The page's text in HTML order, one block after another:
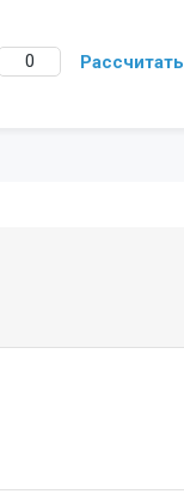
Рассчитать